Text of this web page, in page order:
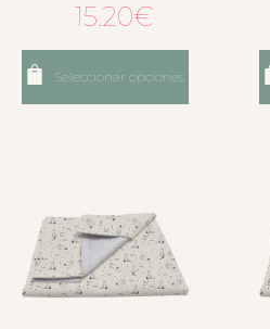
15.20€
Seleccionar opciones